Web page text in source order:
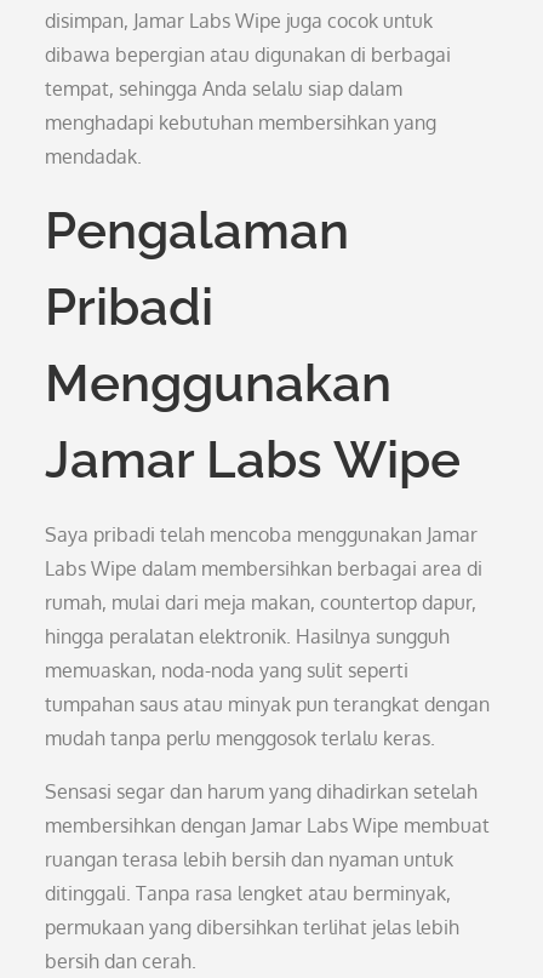
disimpan, Jamar Labs Wipe juga cocok untuk
dibawa bepergian atau digunakan di berbagai
tempat, sehingga Anda selalu siap dalam
menghadapi kebutuhan membersihkan yang
mendadak.
Pengalaman
Pribadi
Menggunakan
Jamar Labs Wipe
Saya pribadi telah mencoba menggunakan Jamar
Labs Wipe dalam membersihkan berbagai area di
rumah, mulai dari meja makan, countertop dapur,
hingga peralatan elektronik. Hasilnya sungguh
memuaskan, noda-noda yang sulit seperti
tumpahan saus atau minyak pun terangkat dengan
mudah tanpa perlu menggosok terlalu keras.
Sensasi segar dan harum yang dihadirkan setelah
membersihkan dengan Jamar Labs Wipe membuat
ruangan terasa lebih bersih dan nyaman untuk
ditinggali. Tanpa rasa lengket atau berminyak,
permukaan yang dibersihkan terlihat jelas lebih
bersih dan cerah.